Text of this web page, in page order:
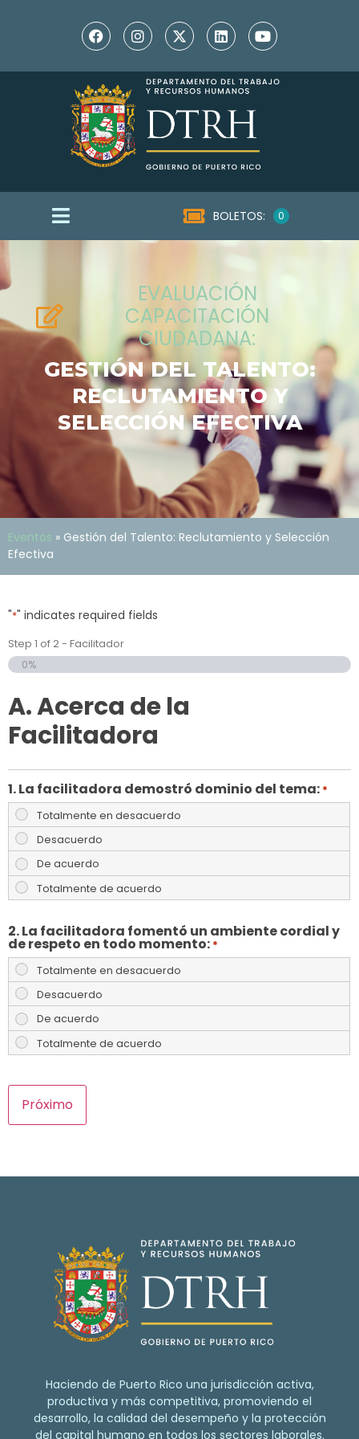
BOLETOS: 0
EVALUACIÓN
CAPACITACIÓN
CIUDADANA:
GESTIÓN DEL TALENTO:
RECLUTAMIENTO Y
SELECCIÓN EFECTIVA
Eventos » Gestión del Talento: Reclutamiento y Selección
Efectiva
"*" indicates required fields
Step 1 of2- Facilitador
0%
A. Acerca de la
Facilitadora
1. La facilitadora demostró dominio del tema: *
2. La facilitadora fomentó un ambiente cordial y
de respeto en todo momento: *
Haciendo de Puerto Rico una jurisdicción activa,
productiva y más competitiva, promoviendo el
desarrollo, la calidad del desempeño y la protección
del capital humano en todos los sectores laborales.